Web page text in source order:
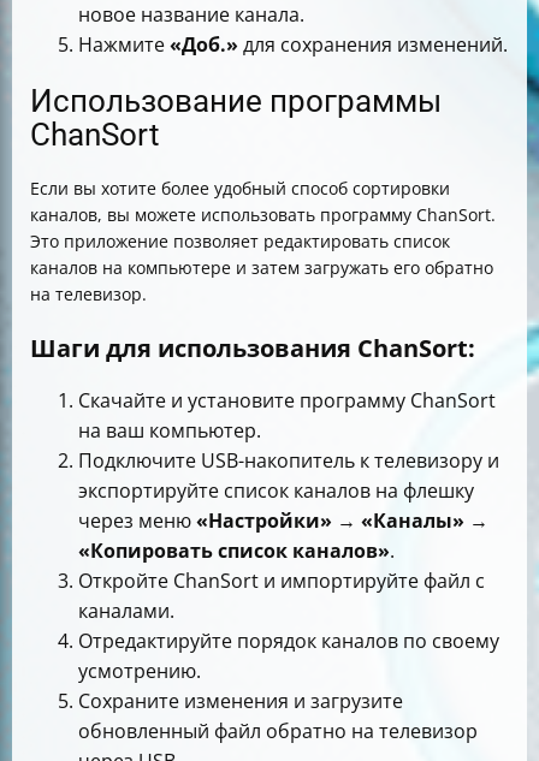
новое название канала.
Нажмите«Доб.» для сохранения изменений.
Использование программы
ChanSort
Если вы хотите более удобный способ сортировки
каналов, вы можете использовать программу ChanSort.
Это приложение позволяет редактировать список
каналов на компьютере и затем загружать его обратно
на телевизор.
Шаги для использования ChanSort:
Скачайте и установите программу ChanSort
на ваш компьютер.
Подключите USB-накопитель к телевизору и
экспортируйте список каналов на флешку
через меню«Настройки» → «Каналы» →
«Копировать список каналов».
Откройте ChanSort и импортируйте файл с
каналами.
Отредактируйте порядок каналов по своему
усмотрению.
Сохраните изменения и загрузите
обновленный файл обратно на телевизор